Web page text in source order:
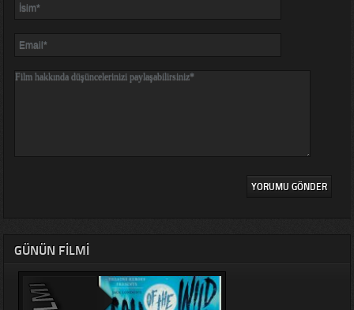
GÜNÜN FILMI